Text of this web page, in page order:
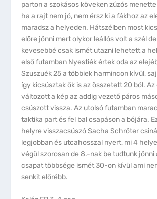
parton a szokásos köveken zúzós
ha a rajt nem jó, nem érsz ki a fákhoz az
maradsz a helyeden. Hátszélben most
előre jönni mert olykor leállós volt a szél
kevesebbé csak ismét utazni lehetett a
első futamban Nyestiék értek oda az
Szuszuék 25 a többiek harmincon kívül,
így kicsúsztak ők is az összetett 20 ból.
változott a kép az addig vezető páros
csúszott vissza. Az utolsó futamban
taktika part és fel bal csapáson a bójára.
helyre visszacsúszó Sacha Schröter
legjobban és utcahosszal nyert, mi 4
végül szorosan de 8.-nak be tudtunk jönni
csapat többsége ismét 30-on kívül ami
senkit előrébb.